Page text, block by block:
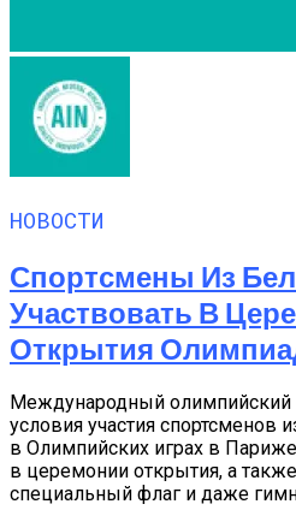
НОВОСТИ
Спортсмены Из
Участвовать В
Открытия
Международный олимпийский
условия участия спортсменов
в Олимпийских играх в
в церемонии открытия, а
специальный флаг и даже